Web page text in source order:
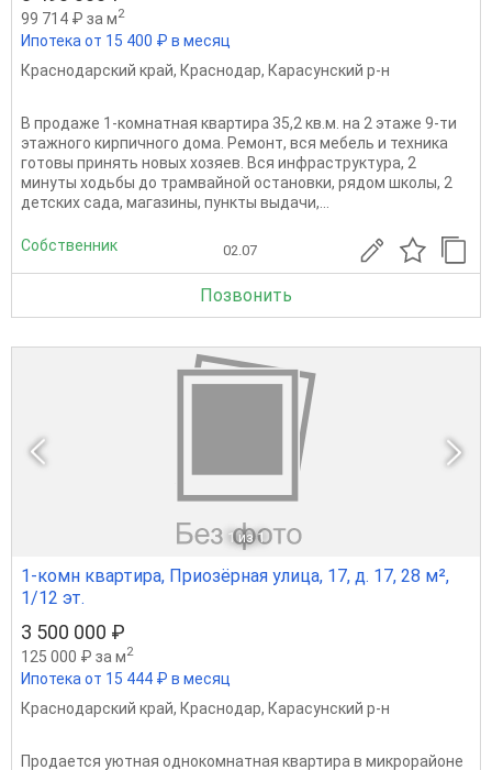
99 714 ₽ за м2
Ипотека от 15 400 ₽ в месяц
Краснодарский край, Краснодар, Карасунский р-н
В продаже 1-комнатная квартира 35,2 кв.м. на 2 этаже 9-ти
этажного кирпичного дома. Ремонт, вся мебель и техника
готовы принять новых хозяев. Вся инфраструктура, 2
минуты ходьбы до трамвайной остановки, рядом школы, 2
детских сада, магазины, пункты выдачи,...
Собственник 02.07
Позвонить
1 из 1
1-комн квартира, Приозёрная улица, 17, д. 17, 28 м²,
1/12 эт.
3 500 000 ₽
125 000 ₽ за м2
Ипотека от 15 444 ₽ в месяц
Краснодарский край, Краснодар, Карасунский р-н
Продается уютная однокомнатная квартира в микрорайоне